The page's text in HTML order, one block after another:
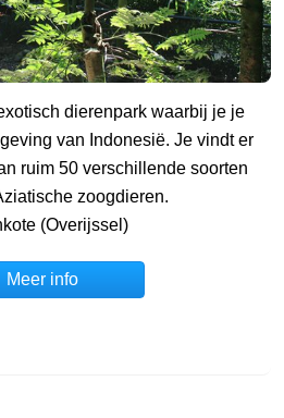
dierenpark waarbij je je
van Indonesië. Je vindt er
ruim 50 verschillende soorten
zoogdieren.
(Overijssel)
Meer info